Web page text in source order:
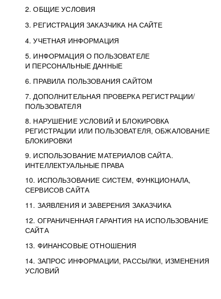
2. ОБЩИЕ УСЛОВИЯ
3. РЕГИСТРАЦИЯ ЗАКАЗЧИКА НА САЙТЕ
4. УЧЕТНАЯ ИНФОРМАЦИЯ
5. ИНФОРМАЦИЯ О ПОЛЬЗОВАТЕЛЕ
И ПЕРСОНАЛЬНЫЕ ДАННЫЕ
6. ПРАВИЛА ПОЛЬЗОВАНИЯ САЙТОМ
7. ДОПОЛНИТЕЛЬНАЯ ПРОВЕРКА РЕГИСТРАЦИИ/
ПОЛЬЗОВАТЕЛЯ
8. НАРУШЕНИЕ УСЛОВИЙ И БЛОКИРОВКА
РЕГИСТРАЦИИ ИЛИ ПОЛЬЗОВАТЕЛЯ, ОБЖАЛОВАНИЕ
БЛОКИРОВКИ
9. ИСПОЛЬЗОВАНИЕ МАТЕРИАЛОВ САЙТА.
ИНТЕЛЛЕКТУАЛЬНЫЕ ПРАВА
10. ИСПОЛЬЗОВАНИЕ СИСТЕМ, ФУНКЦИОНАЛА,
СЕРВИСОВ САЙТА
11. ЗАЯВЛЕНИЯ И ЗАВЕРЕНИЯ ЗАКАЗЧИКА
12. ОГРАНИЧЕННАЯ ГАРАНТИЯ НА ИСПОЛЬЗОВАНИЕ
САЙТА
13. ФИНАНСОВЫЕ ОТНОШЕНИЯ
14. ЗАПРОС ИНФОРМАЦИИ, РАССЫЛКИ, ИЗМЕНЕНИЯ
УСЛОВИЙ